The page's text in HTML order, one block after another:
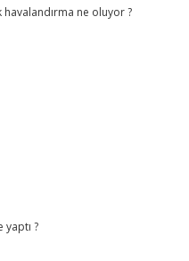
ne oluyor ?
yaptı ?